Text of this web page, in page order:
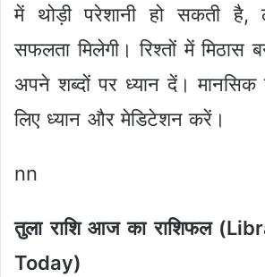
में थोड़ी परेशानी हो सकती
सफलता मिलेगी। रिश्तों में मिठास
अपने शब्दों पर ध्यान दें।
लिए ध्यान और मेडिटेशन करें।
nn
तुला राशि आज का राशिफल
Today)